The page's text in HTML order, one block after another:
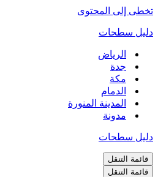
تخطى إلى المحتوى
دليل سطحات
الرياض
جدة
مكة
الدمام
المدينة المنورة
مدونة
دليل سطحات
قائمة التنقل
قائمة التنقل